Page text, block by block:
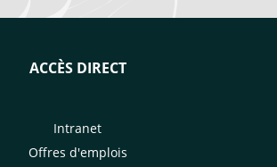
ACCÈS DIRECT
Intranet
Offres d'emplois